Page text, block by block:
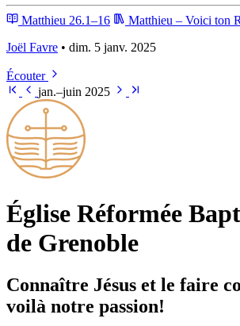
Matthieu 26.1–16
Matthieu – Voici ton
Joël Favre • dim. 5 janv. 2025
Écouter
jan.–juin 2025
Église Ré­for­mée
de Grenoble
Connaître Jésus et le faire
voilà notre passion!